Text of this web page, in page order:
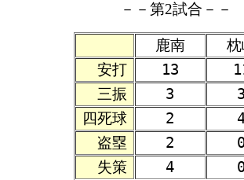
－－第2試合－－
鹿南
安打
13
三振
3
3
四死球
2
盗塁
2
失策
4